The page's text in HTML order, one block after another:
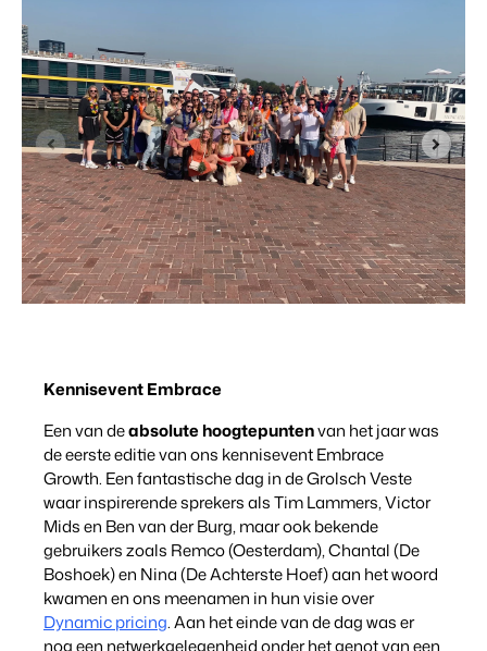
Kennisevent Embrace
Een van deabsolute hoogtepuntenvan het jaar was
de eerste editie van ons kennisevent Embrace
Growth. Een fantastische dag in de Grolsch Veste
waar inspirerende sprekers als Tim Lammers, Victor
Mids en Ben van der Burg, maar ook bekende
gebruikers zoals Remco (Oesterdam), Chantal (De
Boshoek) en Nina (De Achterste Hoef) aan het woord
kwamen en ons meenamen in hun visie over
Dynamic pricing. Aan het einde van de dag was er
nog een netwerkgelegenheid onder het genot van een